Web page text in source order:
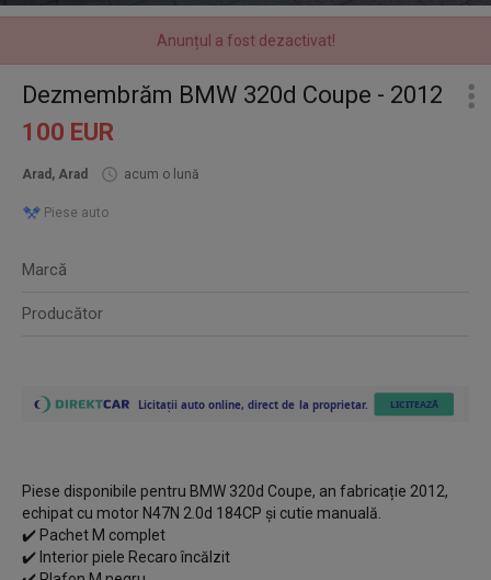
Anunțul a fost dezactivat!
Dezmembrăm BMW 320d Coupe - 2012
100 EUR
Arad, Arad acum o lună
Piese auto
Marcă
Producător
Piese disponibile pentru BMW 320d Coupe, an fabricație 2012,
echipat cu motor N47N 2.0d 184CP și cutie manuală.
✔️ Pachet M complet
✔️ Interior piele Recaro încălzit